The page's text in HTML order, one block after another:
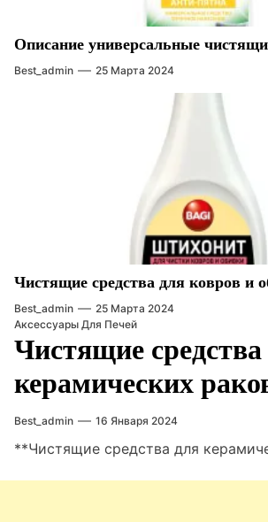
Описание универсальные
Best_admin 25 Марта 2024
Чистящие средства для ковров и
Best_admin
25 Марта 2024
Аксессуары Для Печей
Чистящие
керамических
Best_admin 16 Января 2024
**Чистящие средства для